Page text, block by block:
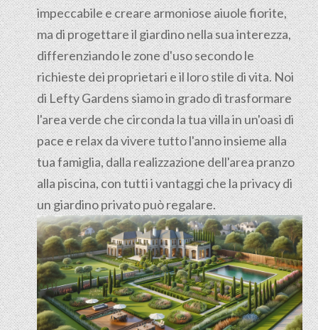
impeccabile e creare armoniose aiuole fiorite,
ma di progettare il giardino nella sua interezza,
differenziando le zone d'uso secondo le
richieste dei proprietari e il loro stile di vita. Noi
di Lefty Gardens siamo in grado di trasformare
l'area verde che circonda la tua villa in un'oasi di
pace e relax da vivere tutto l'anno insieme alla
tua famiglia, dalla realizzazione dell'area pranzo
alla piscina, con tutti i vantaggi che la privacy di
un giardino privato può regalare.